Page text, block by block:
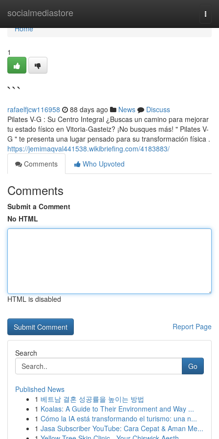
socialmediastore
Home
Home
1
```
rafaelfjcw116958 88 days ago News
Discuss
Pilates V-G : Su Centro Integral ¿Buscas un camino para mejorar
tu estado físico en Vitoria-Gasteiz? ¡No busques más! " Pilates V-
G " te presenta una lugar pensado para su transformación física .
https://jemimaqval441538.wikibriefing.com/4183883/
Comments
Who Upvoted
Comments
Submit a Comment
No HTML
HTML is disabled
Report Page
Search
Go
Published News
1 베트남 결혼 성공률을 높이는 방법
1 Koalas: A Guide to Their Environment and Way ...
1 Cómo la IA está transformando el turismo: una n...
1 Jasa Subscriber YouTube: Cara Cepat & Aman Me...